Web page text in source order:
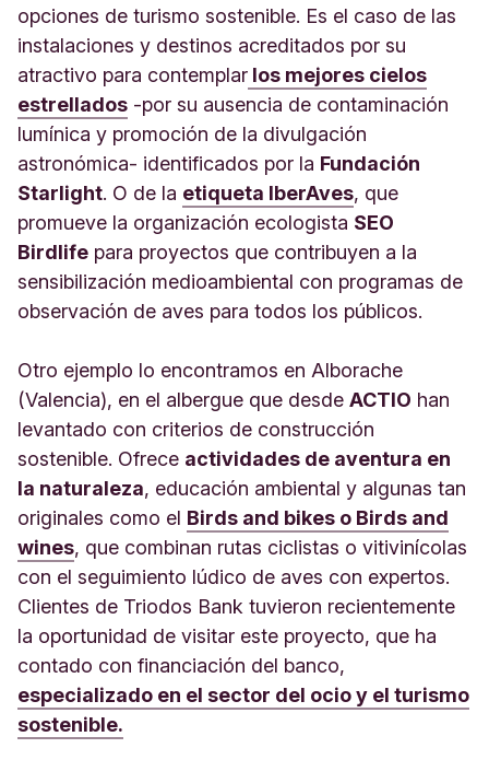
opciones de turismo sostenible. Es el caso de las
instalaciones y destinos acreditados por su
atractivo para contemplar los mejores cielos
estrellados -por su ausencia de contaminación
lumínica y promoción de la divulgación
astronómica- identificados por la Fundación
Starlight. O de la etiqueta IberAves, que
promueve la organización ecologista SEO
Birdlife para proyectos que contribuyen a la
sensibilización medioambiental con programas de
observación de aves para todos los públicos.
Otro ejemplo lo encontramos en Alborache
(Valencia), en el albergue que desde ACTIO han
levantado con criterios de construcción
sostenible. Ofrece actividades de aventura en
la naturaleza, educación ambiental y algunas tan
originales como el Birds and bikes o Birds and
wines, que combinan rutas ciclistas o vitivinícolas
con el seguimiento lúdico de aves con expertos.
Clientes de Triodos Bank tuvieron recientemente
la oportunidad de visitar este proyecto, que ha
contado con financiación del banco,
especializado en el sector del ocio y el turismo
sostenible.